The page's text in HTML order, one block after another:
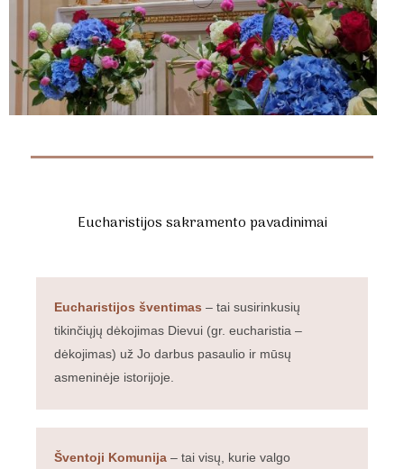
Eucharistijos sakramento pavadinimai
Eucharistijos šventimas – tai susirinkusių
tikinčiųjų dėkojimas Dievui (gr. eucharistia –
dėkojimas) už Jo darbus pasaulio ir mūsų
asmeninėje istorijoje.
Šventoji Komunija – tai visų, kurie valgo